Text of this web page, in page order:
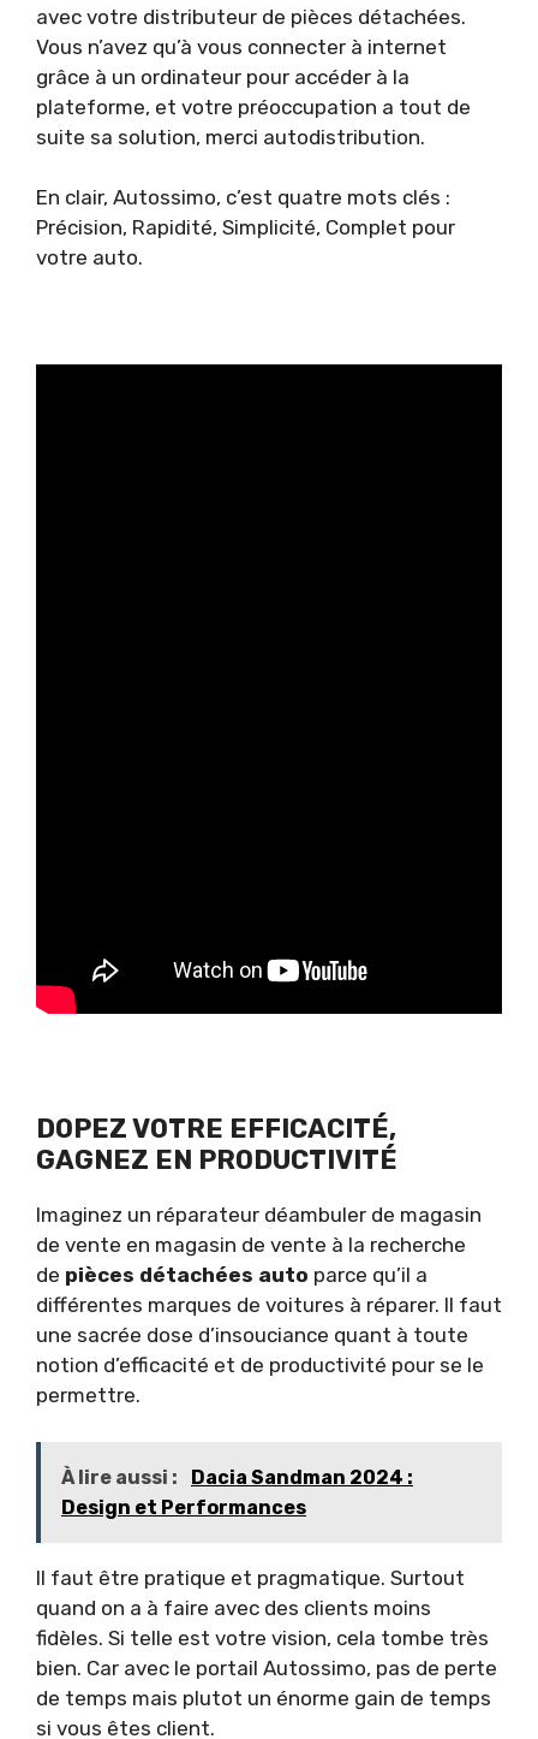
avec votre distributeur de pièces détachées.
Vous n’avez qu’à vous connecter à internet
grâce à un ordinateur pour accéder à la
plateforme, et votre préoccupation a tout de
suite sa solution, merci autodistribution.
En clair, Autossimo, c’est quatre mots clés :
Précision, Rapidité, Simplicité, Complet pour
votre auto.
DOPEZ VOTRE EFFICACITÉ,
GAGNEZ EN PRODUCTIVITÉ
Imaginez un réparateur déambuler de magasin
de vente en magasin de vente à la recherche
de pièces détachées auto parce qu’il a
différentes marques de voitures à réparer. Il faut
une sacrée dose d’insouciance quant à toute
notion d’efficacité et de productivité pour se le
permettre.
À lire aussi :
Dacia Sandman 2024 :
Design et Performances
Il faut être pratique et pragmatique. Surtout
quand on a à faire avec des clients moins
fidèles. Si telle est votre vision, cela tombe très
bien. Car avec le portail Autossimo, pas de perte
de temps mais plutot un énorme gain de temps
si vous êtes client.